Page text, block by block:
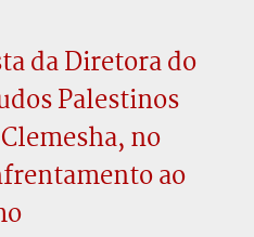
da Diretora do
Palestinos
no
ao